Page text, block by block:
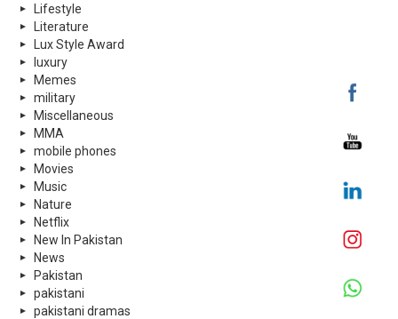
Lifestyle
Literature
Lux Style Award
luxury
Memes
military
Miscellaneous
MMA
mobile phones
Movies
Music
Nature
Netflix
New In Pakistan
News
Pakistan
pakistani
pakistani dramas